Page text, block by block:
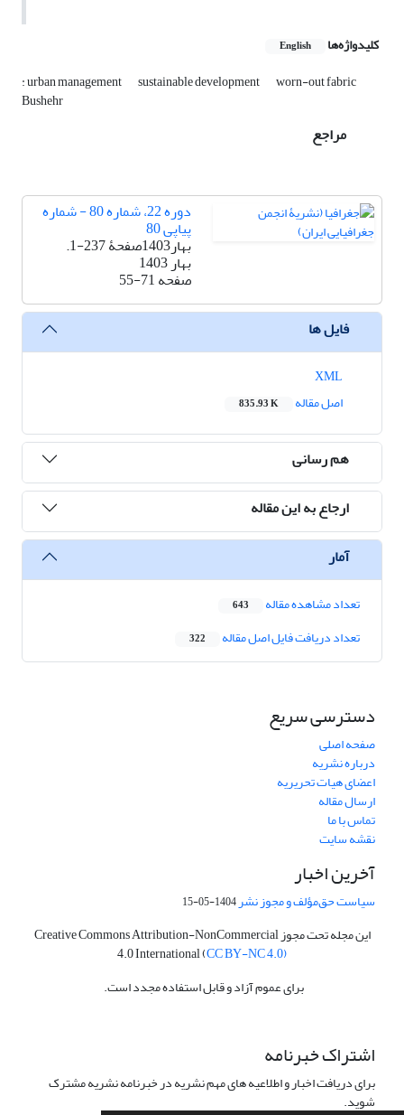
کلیدواژه‌ها English
: urban management sustainable development worn-out fabric
Bushehr
مراجع
دوره 22، شماره 80 - شماره
پیاپی 80
بهار1403صفحۀ 237-1.
بهار 1403
صفحه55-71
فایل ها
اصل مقاله
835.93 K
هم رسانی
ارجاع به این مقاله
آمار
تعداد مشاهده مقاله 643
تعداد دریافت فایل اصل مقاله 322
دسترسی سریع
صفحه اصلی
درباره نشریه
اعضای هیات تحریریه
ارسال مقاله
تماس با ما
نقشه سایت
آخرین اخبار
سیاست حق‌مؤلف و مجوز نشر1404-05-15
این مجله تحت مجوز Creative Commons Attribution-NonCommercial
4.0 International (CC BY-NC 4.0)
برای عموم آزاد و قابل استفاده مجدد است.
اشتراک خبرنامه
برای دریافت اخبار و اطلاعیه های مهم نشریه در خبرنامه نشریه مشترک
شوید.